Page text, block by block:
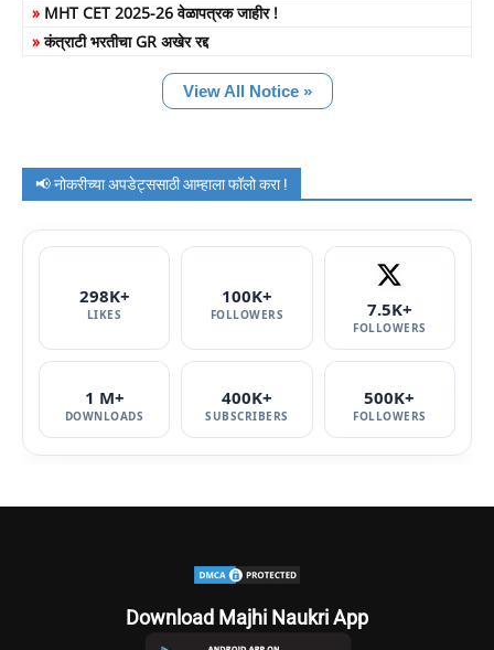
» MHT CET 2025-26 वेळापत्रक जाहीर !
»कंत्राटी भरतीचा GR अखेर रद्द
View All Notice »
📢 नोकरीच्या अपडेट्ससाठी आम्हाला फॉलो करा !
298K+
LIKES
100K+
FOLLOWERS 7.5K+
FOLLOWERS
1 M+
DOWNLOADS
400K+
SUBSCRIBERS
500K+
FOLLOWERS
Download Majhi Naukri App